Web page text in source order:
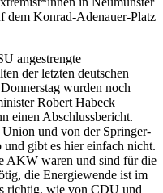
dem Konrad-Adenauer-Platz
angestrengte
der letzten deutschen
wurden noch
Robert Habeck
einen Abschlussbericht.
und von der Springer-
und gibt es hier einfach nicht.
AKW waren und sind für die
die Energiewende ist im
richtig, wie von CDU und